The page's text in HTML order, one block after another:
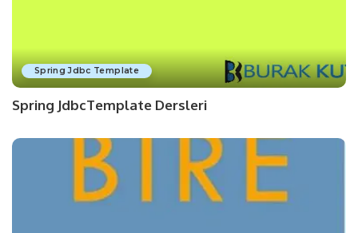
Spring Jdbc Template
Spring JdbcTemplate Dersleri